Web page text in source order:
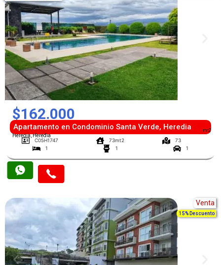
mt2
$162.000
Apartamento en Condominio Santa Verde, Heredia
Heredia, Heredia
C05H1747 73mt2
73
1
1 1
Venta
15% Descuento